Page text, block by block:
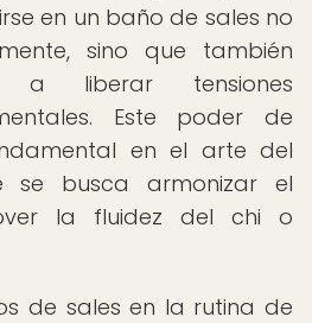
en un baño de sales no
sino que también
a liberar tensiones
Este poder de
en el arte del
se busca armonizar el
la fluidez del chi o
de sales en la rutina de